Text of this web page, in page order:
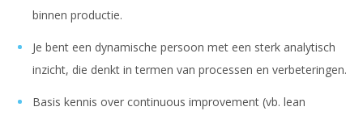
binnen productie.
Je bent een dynamische persoon met een sterk analytisch
inzicht, die denkt in termen van processen en verbeteringen.
Basis kennis over continuous improvement (vb. lean